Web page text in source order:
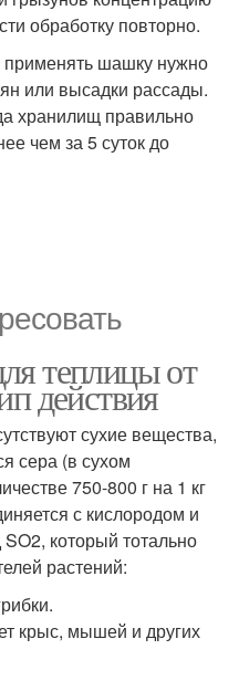
обработку повторно.
шашку нужно
или высадки рассады.
хранилищ правильно
чем за 5 суток до
теплицы от
действия
сухие вещества,
сера (в сухом
750-800 г на 1 кг
с кислородом и
который тотально
растений:
крыс, мышей и других